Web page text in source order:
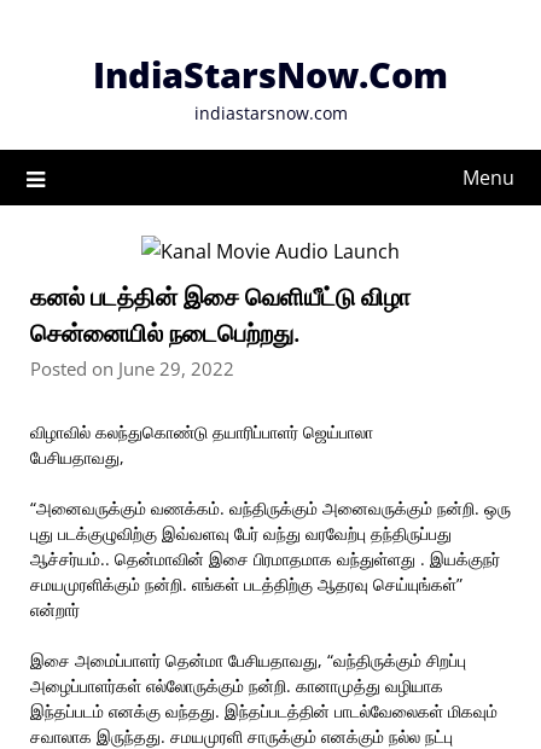
IndiaStarsNow.Com
indiastarsnow.com
Menu
கனல் படத்தின் இசை வெளியீட்டு விழா
சென்னையில் நடைபெற்றது.
Posted on June 29, 2022
விழாவில் கலந்துகொண்டு தயாரிப்பாளர் ஜெய்பாலா
பேசியதாவது,
“அனைவருக்கும் வணக்கம். வந்திருக்கும் அனைவருக்கும் நன்றி. ஒரு
புது படக்குழுவிற்கு இவ்வளவு பேர் வந்து வரவேற்பு தந்திருப்பது
ஆச்சர்யம்.. தென்மாவின் இசை பிரமாதமாக வந்துள்ளது . இயக்குநர்
சமயமுரளிக்கும் நன்றி. எங்கள் படத்திற்கு ஆதரவு செய்யுங்கள்”
என்றார்
இசை அமைப்பாளர் தென்மா பேசியதாவது, “வந்திருக்கும் சிறப்பு
அழைப்பாளர்கள் எல்லோருக்கும் நன்றி. கானாமுத்து வழியாக
இந்தப்படம் எனக்கு வந்தது. இந்தப்படத்தின் பாடல்வேலைகள் மிகவும்
சவாலாக இருந்தது. சமயமுரளி சாருக்கும் எனக்கும் நல்ல நட்பு